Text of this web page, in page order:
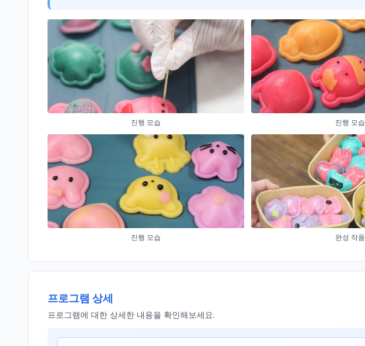
진행 모습 진행 모습
진행 모습 완성 작품
프로그램 상세
프로그램에 대한 상세한 내용을 확인해보세요.